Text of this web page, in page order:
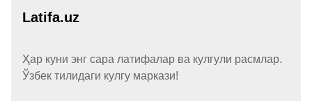
Latifa.uz
Ҳар куни энг сара латифалар ва кулгули расмлар.
Ўзбек тилидаги кулгу маркази!